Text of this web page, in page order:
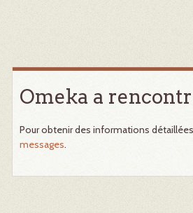
Omeka a
Pour obtenir des informations
messages.